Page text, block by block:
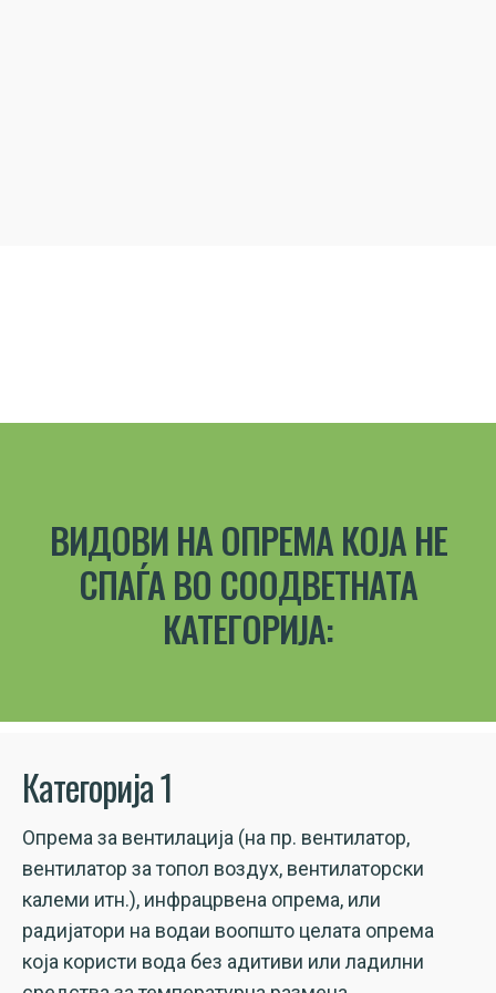
ВИДОВИ НА ОПРЕМА КОЈА НЕ
СПАЃА ВО СООДВЕТНАТА
КАТЕГОРИЈА:
Категорија 1
Опрема за вентилација (на пр. вентилатор,
вентилатор за топол воздух, вентилаторски
калеми итн.), инфрацрвена опрема, или
радијатори на водаи воопшто целата опрема
која користи вода без адитиви или ладилни